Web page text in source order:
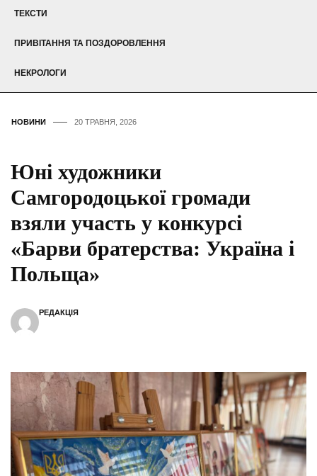
ТЕКСТИ
ПРИВІТАННЯ ТА ПОЗДОРОВЛЕННЯ
НЕКРОЛОГИ
НОВИНИ 20 ТРАВНЯ, 2026
Юні художники
Самгородоцької громади
взяли участь у конкурсі
«Барви братерства: Україна і
Польща»
РЕДАКЦІЯ